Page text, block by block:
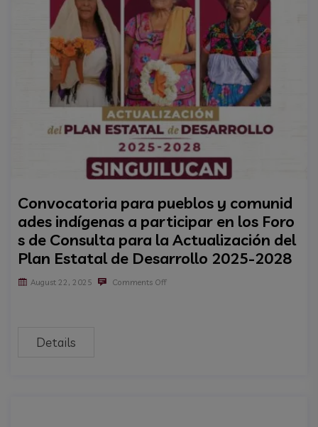
Convocatoria para pueblos y comunid
ades indígenas a participar en los Foro
s de Consulta para la Actualización del
Plan Estatal de Desarrollo 2025-2028
August 22, 2025 Comments Off
Details